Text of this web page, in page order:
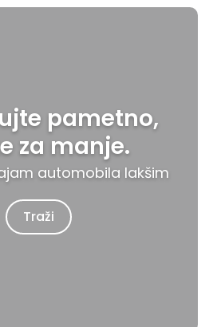
pametno,
za manje.
automobila lakšim
Traži